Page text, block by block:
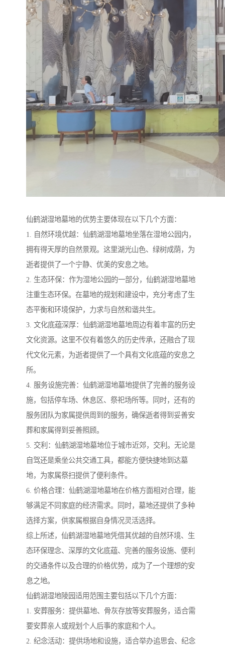
仙鹤湖湿地墓地的优势主要体现在以下几个方面：
1. 自然环境优越：仙鹤湖湿地墓地坐落在湿地公园内，
拥有得天厚的自然景观。这里湖光山色、绿树成荫，为
逝者提供了一个宁静、优美的安息之地。
2. 生态环保：作为湿地公园的一部分，仙鹤湖湿地墓地
注重生态环保。在墓地的规划和建设中，充分考虑了生
态平衡和环境保护，力求与自然和谐共生。
3. 文化底蕴深厚：仙鹤湖湿地墓地周边有着丰富的历史
文化资源。这里不仅有着悠久的历史传承，还融合了现
代文化元素，为逝者提供了一个具有文化底蕴的安息之
所。
4. 服务设施完善：仙鹤湖湿地墓地提供了完善的服务设
施，包括停车场、休息区、祭祀场所等。同时，还有的
服务团队为家属提供周到的服务，确保逝者得到妥善安
葬和家属得到妥善照顾。
5. 交利：仙鹤湖湿地墓地位于城市近郊，交利。无论是
自驾还是乘坐公共交通工具，都能方便快捷地到达墓
地，为家属祭扫提供了便利条件。
6. 价格合理：仙鹤湖湿地墓地在价格方面相对合理，能
够满足不同家庭的经济需求。同时，墓地还提供了多种
选择方案，供家属根据自身情况灵活选择。
综上所述，仙鹤湖湿地墓地凭借其优越的自然环境、生
态环保理念、深厚的文化底蕴、完善的服务设施、便利
的交通条件以及合理的价格优势，成为了一个理想的安
息之地。
仙鹤湖湿地陵园适用范围主要包括以下几个方面：
1. 安葬服务：提供墓地、骨灰存放等安葬服务，适合需
要安葬亲人或规划个人后事的家庭和个人。
2. 纪念活动：提供场地和设施，适合举办追思会、纪念